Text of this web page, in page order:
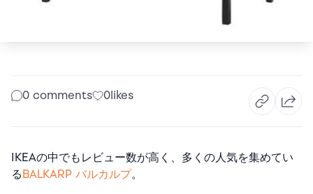
0 comments 0likes
IKEAの中でもレビュー数が高く、多くの人気を集めてい
るBALKARP バルカルプ。